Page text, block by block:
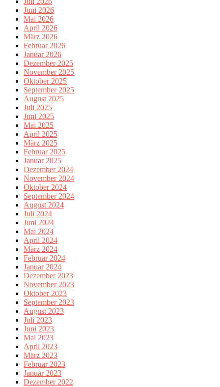
Juni 2026
Mai 2026
April 2026
März 2026
Februar 2026
Januar 2026
Dezember 2025
November 2025
Oktober 2025
September 2025
August 2025
Juli 2025
Juni 2025
Mai 2025
April 2025
März 2025
Februar 2025
Januar 2025
Dezember 2024
November 2024
Oktober 2024
September 2024
August 2024
Juli 2024
Juni 2024
Mai 2024
April 2024
März 2024
Februar 2024
Januar 2024
Dezember 2023
November 2023
Oktober 2023
September 2023
August 2023
Juli 2023
Juni 2023
Mai 2023
April 2023
März 2023
Februar 2023
Januar 2023
Dezember 2022